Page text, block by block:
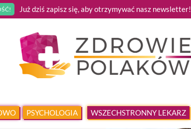
Już dziś zapisz się, aby otrzymywać nasz newsletter!
PSYCHOLOGIA WSZECHSTRONNY LEKARZ